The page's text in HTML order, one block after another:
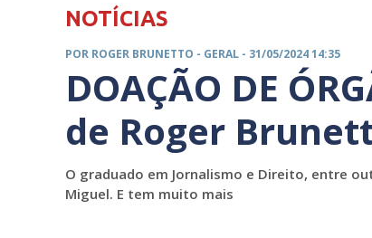
NOTÍCIAS
POR ROGER BRUNETTO - GERAL - 31/05/2024 14:35
DOAÇÃO DE
de Roger
O graduado em Jornalismo e Direito, entre
Miguel. E tem muito mais